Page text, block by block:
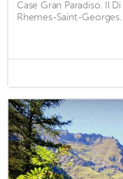
Case Gran Paradiso. Il
Rhemes-Saint-Georges.